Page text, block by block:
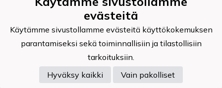
Auran Palokunnan Urheilijat ry
Powered by
evästeitä
Käytämme sivustollamme evästeitä käyttökokemuksen
parantamiseksi sekä toiminnallisiin ja tilastollisiin
tarkoituksiin.
Hyväksy kaikki
Vain pakolliset